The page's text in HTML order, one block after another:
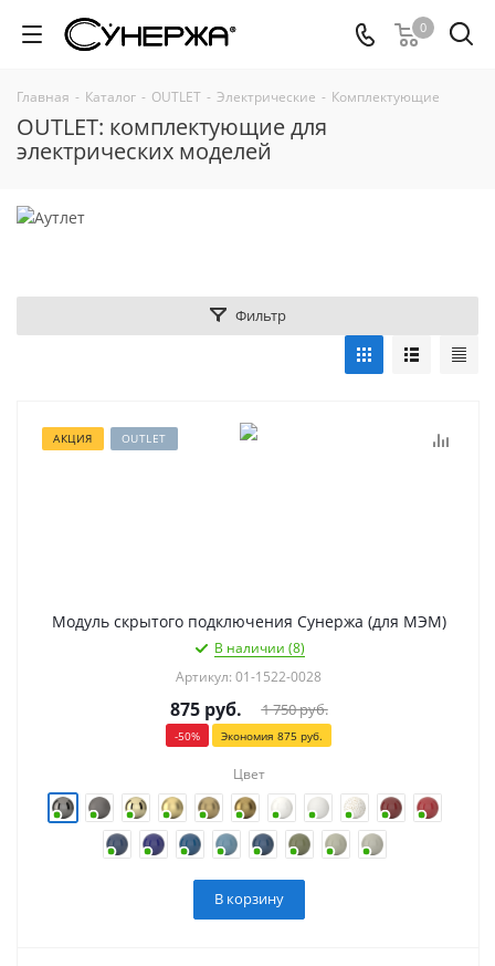
0
Главная - Каталог - OUTLET - Электрические - Комплектующие
OUTLET: комплектующие для
электрических моделей
Фильтр
АКЦИЯ OUTLET
Модуль скрытого подключения Сунержа (для МЭМ)
В наличии (8)
Артикул: 01-1522-0028
875руб. 1 750руб.
-50% Экономия 875 руб.
Цвет
В корзину